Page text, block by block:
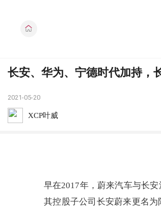
长安、华为、宁德时代加持，
2021-05-20
XCP叶威
早在2017年，蔚来汽车与长
其控股子公司长安蔚来更名